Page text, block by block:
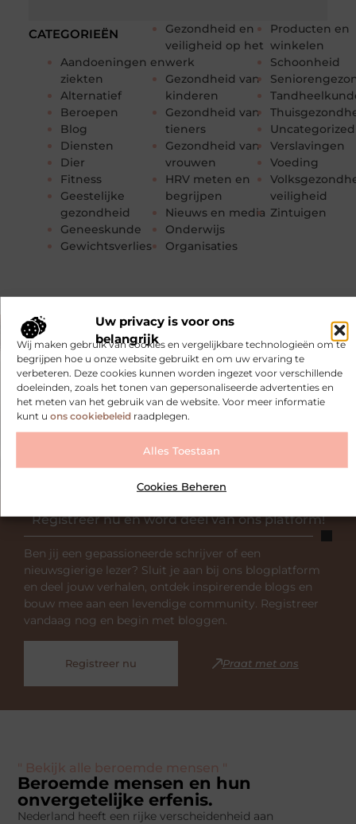
Uw privacy is voor ons
belangrijk
Wij maken gebruik van cookies en vergelijkbare technologieën om te
begrijpen hoe u onze website gebruikt en om uw ervaring te
verbeteren. Deze cookies kunnen worden ingezet voor verschillende
doeleinden, zoals het tonen van gepersonaliseerde advertenties en
het meten van het gebruik van de website. Voor meer informatie
kunt u ons cookiebeleidraadplegen.
Alles Toestaan
Cookies Beheren
CATEGORIEËN
Aandoeningen en
ziekten
Alternatief
Beroepen
Blog
Diensten
Dier
Fitness
Geestelijke
gezondheid
Geneeskunde
Gewichtsverlies
Gezondheid en
veiligheid op het
werk
Gezondheid van
kinderen
Gezondheid van
tieners
Gezondheid van
vrouwen
HRV meten en
begrijpen
Nieuws en media
Onderwijs
Organisaties
Producten en
winkelen
Schoonheid
Uncategorized
Verslavingen
Voeding
veiligheid
Zintuigen
Registreer nu en word deel van ons platform!
Ben jij een gepassioneerde schrijver of een
nieuwsgierige lezer? Sluit je aan bij ons blogplatform
en deel jouw verhalen, ontdek inspirerende blogs en
bouw mee aan een levendige community. Registreer
vandaag nog en begin met bloggen.
Registreer nu Praat met ons
" Bekijk alle beroemde mensen "
Beroemde mensen en hun
onvergetelijke erfenis.
Nederland heeft een rijke verscheidenheid aan